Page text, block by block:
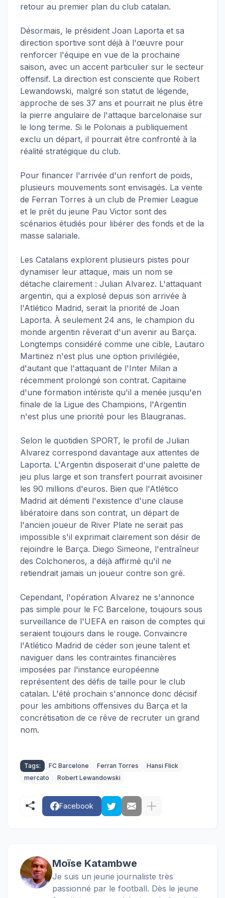
retour au premier plan du club catalan.
Désormais, le président Joan Laporta et sa
direction sportive sont déjà à l'œuvre pour
renforcer l'équipe en vue de la prochaine
saison, avec un accent particulier sur le secteur
offensif. La direction est consciente que Robert
Lewandowski, malgré son statut de légende,
approche de ses 37 ans et pourrait ne plus être
la pierre angulaire de l'attaque barcelonaise sur
le long terme. Si le Polonais a publiquement
exclu un départ, il pourrait être confronté à la
réalité stratégique du club.
Pour financer l'arrivée d'un renfort de poids,
plusieurs mouvements sont envisagés. La vente
de Ferran Torres à un club de Premier League
et le prêt du jeune Pau Victor sont des
scénarios étudiés pour libérer des fonds et de la
masse salariale.
Les Catalans explorent plusieurs pistes pour
dynamiser leur attaque, mais un nom se
détache clairement : Julian Alvarez. L'attaquant
argentin, qui a explosé depuis son arrivée à
l'Atlético Madrid, serait la priorité de Joan
Laporta. À seulement 24 ans, le champion du
monde argentin rêverait d'un avenir au Barça.
Longtemps considéré comme une cible, Lautaro
Martinez n'est plus une option privilégiée,
d'autant que l'attaquant de l'Inter Milan a
récemment prolongé son contrat. Capitaine
d'une formation intériste qu'il a menée jusqu'en
finale de la Ligue des Champions, l'Argentin
n'est plus une priorité pour les Blaugranas.
Selon le quotidien SPORT, le profil de Julian
Alvarez correspond davantage aux attentes de
Laporta. L'Argentin disposerait d'une palette de
jeu plus large et son transfert pourrait avoisiner
les 90 millions d'euros. Bien que l'Atlético
Madrid ait démenti l'existence d'une clause
libératoire dans son contrat, un départ de
l'ancien joueur de River Plate ne serait pas
impossible s'il exprimait clairement son désir de
rejoindre le Barça. Diego Simeone, l'entraîneur
des Colchoneros, a déjà affirmé qu'il ne
retiendrait jamais un joueur contre son gré.
Cependant, l'opération Alvarez ne s'annonce
pas simple pour le FC Barcelone, toujours sous
surveillance de l'UEFA en raison de comptes qui
seraient toujours dans le rouge. Convaincre
l'Atlético Madrid de céder son jeune talent et
naviguer dans les contraintes financières
imposées par l'instance européenne
représentent des défis de taille pour le club
catalan. L'été prochain s'annonce donc décisif
pour les ambitions offensives du Barça et la
concrétisation de ce rêve de recruter un grand
nom.
Tags: FC Barcelone Ferran Torres
Hansi Flick
mercato
Robert Lewandowski
Facebook
Moïse Katambwe
Je suis un jeune journaliste très
passionné par le football. Dès le jeune